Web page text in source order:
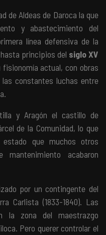
de Aldeas de Daroca la que
y abastecimiento del
línea defensiva de la
principios del siglo XV
actual, con obras
constantes luchas entre
y Aragón el castillo de
de la Comunidad, lo que
que muchos otros
acabaron
por un contingente del
Carlista (1833-1840). Las
la zona del maestrazgo
Pero querer controlar el